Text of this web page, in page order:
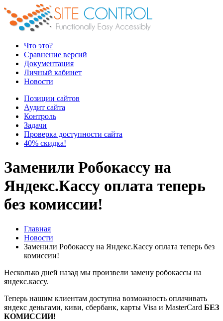
Что это?
Сравнение версий
Документация
Личный кабинет
Новости
Позиции сайтов
Аудит сайта
Контроль
Задачи
Проверка доступности сайта
40% скидка!
Заменили Робокассу на
Яндекс.Кассу оплата теперь
без комиссии!
Главная
Новости
Заменили Робокассу на Яндекс.Кассу оплата теперь без
комиссии!
Несколько дней назад мы произвели замену робокассы на
яндекс.кассу.
Теперь нашим клиентам доступна возможность оплачивать
яндекс деньгами, киви, сбербанк, карты Visa и MasterCard БЕЗ
КОМИССИИ!